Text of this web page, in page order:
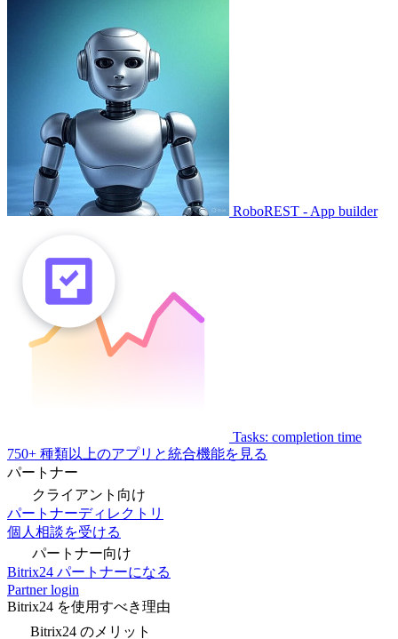
RoboREST - App builder
Tasks: completion time
750+ 種類以上のアプリと統合機能を見る
パートナー
クライアント向け
パートナーディレクトリ
個人相談を受ける
パートナー向け
Bitrix24 パートナーになる
Partner login
Bitrix24 を使用すべき理由
Bitrix24 のメリット